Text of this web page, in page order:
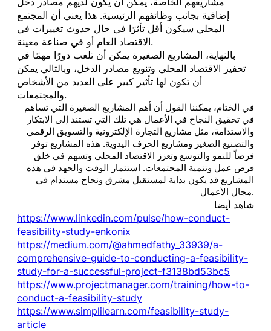
إضافية بجانب وظائفهم الرئيسية. هذا يعني أن المجتمع
المحلي سيكون أقل تأثرًا في حال حدوث تغييرات في
الاقتصاد العام أو في صناعة معينة.
بالنهاية، المشاريع الصغيرة يمكن أن تلعب دورًا مهمًا في
تحفيز الاقتصاد المحلي وتنويع مصادر الدخل، وبالتالي يمكن
أن تكون لها تأثير كبير على العديد من الأشخاص
والمجتمعات.
في الختام، يمكننا القول أن أهم المشاريع الصغيرة التي تساهم
في تحقيق النجاح في الأعمال هي تلك التي تستند إلى الابتكار
والاستدامة، مثل مشاريع التجارة الإلكترونية والتسويق الرقمي
والتصنيع الصغير ومشاريع الحرف اليدوية. هذه المشاريع توفر
فرصاً للنمو والتوسع وتعزز الاقتصاد المحلي وتسهم في خلق
فرص عمل وتنمية المجتمعات. استثمار الوقت والجهد في هذه
المشاريع قد يكون بداية لمستقبل مشرق ونجاح مستدام في
مجال الأعمال.
شاهد أيضا
https://www.linkedin.com/pulse/how-conduct-
feasibility-study-enkonix
https://medium.com/@ahmedfathy_33939/a-
comprehensive-guide-to-conducting-a-feasibility-
study-for-a-successful-project-f3138bd53bc5
https://www.projectmanager.com/training/how-to-
conduct-a-feasibility-study
https://www.simplilearn.com/feasibility-study-
article